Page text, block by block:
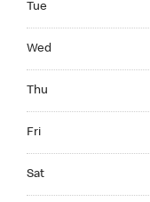
Tue
Wed
Thu
Fri
Sat